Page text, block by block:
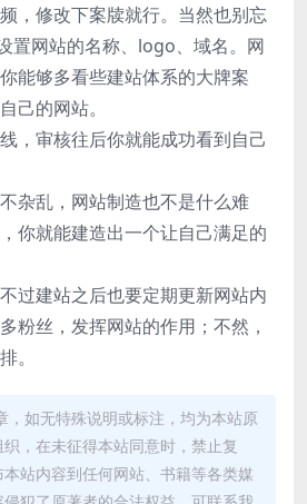
，修改下案牍就行。当然也别忘
置网站的名称、logo、域名。网
能够多看些建站体系的大牌案
己的网站。
，审核往后你就能成功看到自己
杂乱，网站制造也不是什么难
你就能建造出一个让自己满足的
过建站之后也要定期更新网站内
粉丝，发挥网站的作用；不然，
。
，如无特殊说明或标注，均为本站原
，在未征得本站同意时，禁止复
站内容到任何网站、书籍等各类媒